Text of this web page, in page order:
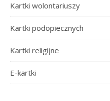
Kartki wolontariuszy
Kartki podopiecznych
Kartki religijne
E-kartki